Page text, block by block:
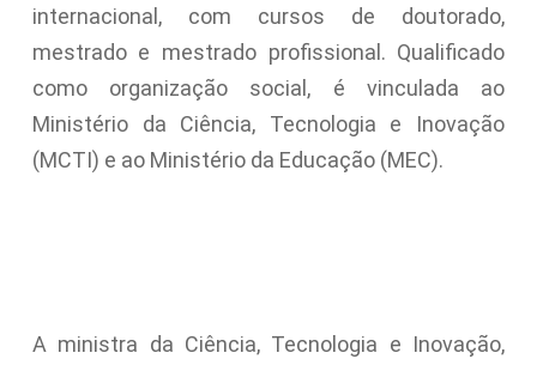
internacional, com cursos de doutorado,
mestrado e mestrado profissional. Qualificado
como organização social, é vinculada ao
Ministério da Ciência, Tecnologia e Inovação
(MCTI) e ao Ministério da Educação (MEC).
A ministra da Ciência, Tecnologia e Inovação,